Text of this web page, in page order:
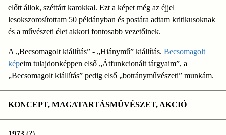
előtt állok, széttárt karokkal. Ezt a képet még az éjjel
lesokszorosítottam 50 példányban és postára adtam kritikusoknak
és a művészeti élet akkori fontosabb vezetőinek.
A „Becsomagolt kiállítás” - „Hiánymű” kiállítás. Becsomagolt
képeim tulajdonképpen első „Átfunkcionált tárgyaim”, a
„Becsomagolt kiállítás” pedig első „botrányművészeti” munkám.
KONCEPT, MAGATARTÁSMŰVÉSZET, AKCIÓ